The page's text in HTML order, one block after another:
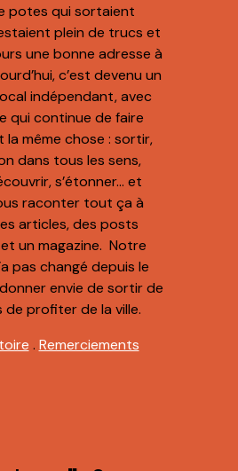
potes qui sortaient
plein de trucs et
une bonne adresse à
c’est devenu un
indépendant, avec
qui continue de faire
la même chose : sortir,
dans tous les sens,
s’étonner… et
raconter tout ça à
articles, des posts
un magazine. Notre
pas changé depuis le
envie de sortir de
de profiter de la ville.
. Remerciements